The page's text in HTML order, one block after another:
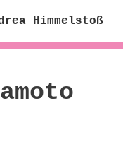
Himmelstoß